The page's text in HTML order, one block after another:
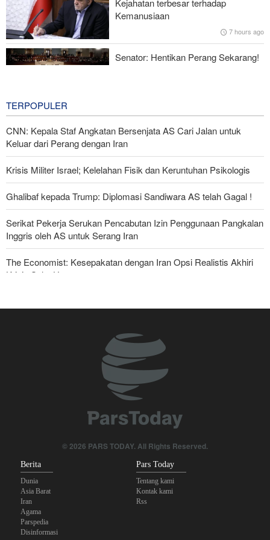
Opini Publik
Menhan Pakistan: Persatuan Negara-negara Islam dalam
Melawan Zionis Urgen
Kejahatan terbesar terhadap
Kemanusiaan
7 hours ago
Senator: Hentikan Perang Sekarang!
TERPOPULER
CNN: Kepala Staf Angkatan Bersenjata AS Cari Jalan untuk
Keluar dari Perang dengan Iran
Krisis Militer Israel; Kelelahan Fisik dan Keruntuhan Psikologis
Ghalibaf kepada Trump: Diplomasi Sandiwara AS telah Gagal !
Serikat Pekerja Serukan Pencabutan Izin Penggunaan Pangkalan
Inggris oleh AS untuk Serang Iran
The Economist: Kesepakatan dengan Iran Opsi Realistis Akhiri
Krisis Selat Hormuz
dengan Rudal Balistik dan Drone
Mengapa Lobi Zionis di Amerika Tidak Lagi Seefektif Dulu?
Anggota Kongres AS Khawatirkan Dampak Menipisnya Rudal
Sanders: Trump Berbahaya Seret AS dalam Perang yang
Menghancurkan© 2026 PARS TODAY. All Rights Reserved.
Berita
Dunia
Asia Barat
Iran
Agama
Parspedia
Disinformasi
Pars Today
Tentang kami
Kontak kami
Rss